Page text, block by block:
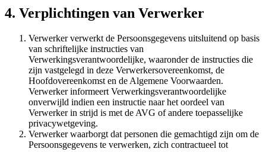
4. Verplichtingen van Verwerker
Verwerker verwerkt de Persoonsgegevens uitsluitend op basis
van schriftelijke instructies van
Verwerkingsverantwoordelijke, waaronder de instructies die
zijn vastgelegd in deze Verwerkersovereenkomst, de
Hoofdovereenkomst en de Algemene Voorwaarden.
Verwerker informeert Verwerkingsverantwoordelijke
onverwijld indien een instructie naar het oordeel van
Verwerker in strijd is met de AVG of andere toepasselijke
privacywetgeving.
Verwerker waarborgt dat personen die gemachtigd zijn om de
Persoonsgegevens te verwerken, zich contractueel tot